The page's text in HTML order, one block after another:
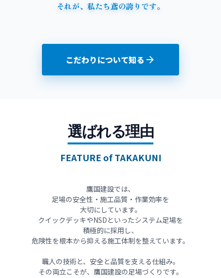
それが、私たち鳶の誇り です。
こだわりについて知る
選ばれる理由
FEATURE of TAKAKUNI
鷹国建設では、
足場の安全性・施工品質・作業効率を
大切にしています。
クイックデッキやNSDといったシステム足場を
積極的に採用し、
危険性を根本から抑える施工体制を整えています。
職人の技術と、安全と品質を支える仕組み。
その両立こそが、鷹国建設の足場づくりです。